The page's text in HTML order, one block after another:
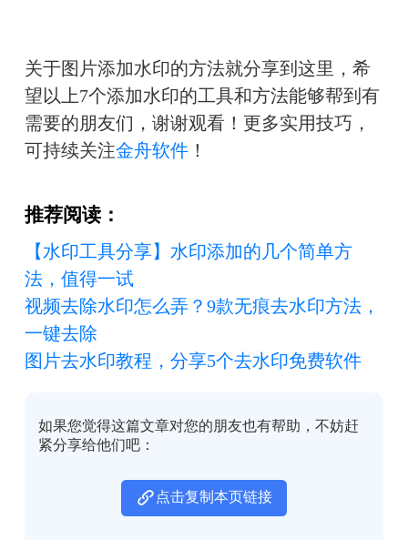
关于图片添加水印的方法就分享到这里，希
望以上7个添加水印的工具和方法能够帮到有
需要的朋友们，谢谢观看！ 更多实用技巧，
可持续关注金舟软件！
推荐阅读：
【水印工具分享】水印添加的几个简单方
法，值得一试
视频去除水印怎么弄？9款无痕去水印方法，
一键去除
图片去水印教程，分享5个去水印免费软件
如果您觉得这篇文章对您的朋友也有帮助，不妨赶
紧分享给他们吧：
点击复制本页链接